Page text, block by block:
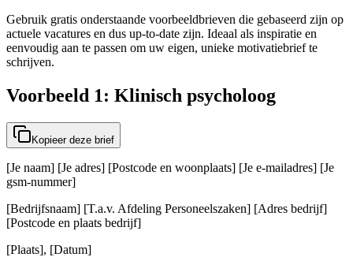
Gebruik gratis onderstaande voorbeeldbrieven die gebaseerd zijn op
actuele vacatures en dus up-to-date zijn. Ideaal als inspiratie en
eenvoudig aan te passen om uw eigen, unieke motivatiebrief te
schrijven.
Voorbeeld 1: Klinisch psycholoog
Kopieer deze brief
[Je naam] [Je adres] [Postcode en woonplaats] [Je e-mailadres] [Je
gsm-nummer]
[Bedrijfsnaam] [T.a.v. Afdeling Personeelszaken] [Adres bedrijf]
[Postcode en plaats bedrijf]
[Plaats], [Datum]